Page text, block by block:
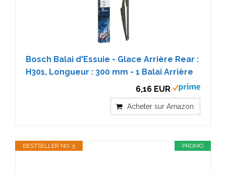
Bosch Balai d'Essuie - Glace Arrière Rear :
H301, Longueur : 300 mm - 1 Balai Arrière
6,16 EUR
Acheter sur Amazon
PROMO
BESTSELLER NO. 5